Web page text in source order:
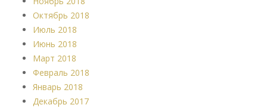
Октябрь 2018
Июль 2018
Июнь 2018
Март 2018
Февраль 2018
Январь 2018
Декабрь 2017